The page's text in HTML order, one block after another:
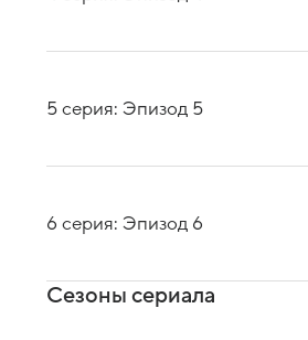
5 серия: Эпизод 5
6 серия: Эпизод 6
Сезоны сериала